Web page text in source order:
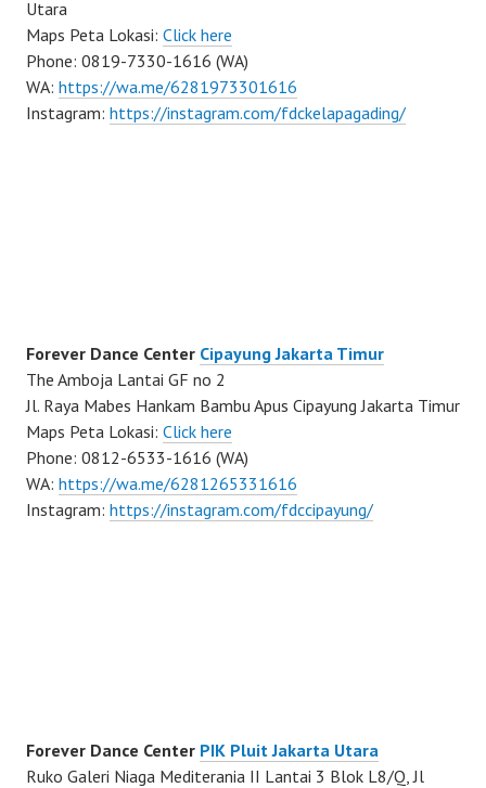
Utara
Maps Peta Lokasi: Click here
Phone: 0819-7330-1616 (WA)
WA: https://wa.me/6281973301616
Instagram: https://instagram.com/fdckelapagading/
Forever Dance Center Cipayung Jakarta Timur
The Amboja Lantai GF no 2
Jl. Raya Mabes Hankam Bambu Apus Cipayung Jakarta Timur
Maps Peta Lokasi: Click here
Phone: 0812-6533-1616 (WA)
WA: https://wa.me/6281265331616
Instagram: https://instagram.com/fdccipayung/
Forever Dance Center PIK Pluit Jakarta Utara
Ruko Galeri Niaga Mediterania II Lantai 3 Blok L8/Q, Jl